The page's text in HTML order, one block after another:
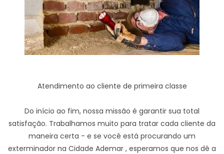
Atendimento ao cliente de primeira classe
Do início ao fim, nossa missão é garantir sua total
satisfação. Trabalhamos muito para tratar cada cliente da
maneira certa - e se você está procurando um
exterminador na Cidade Ademar , esperamos que nos dê a